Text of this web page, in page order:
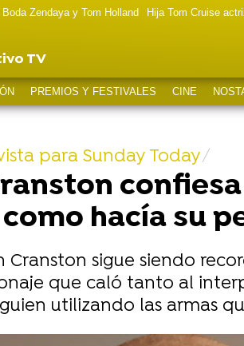
Boda Zendaya y Tom Holland Hija Tom Cruise
TV
PREMIOS Y FESTIVALES CINE
para Sunday Today
hacía su
Cranston sigue siendo
que caló tanto al
utilizando las armas